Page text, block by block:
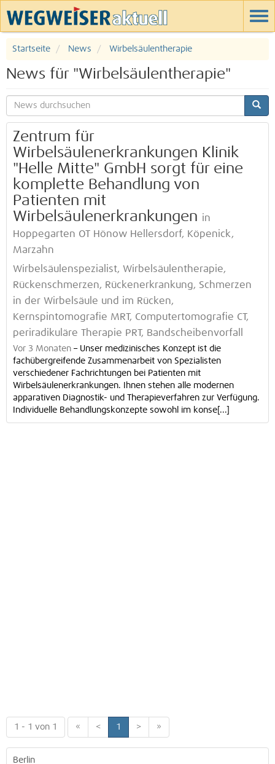
Startseite News Wirbelsäulentherapie
News für "Wirbelsäulentherapie"
Zentrum für
Wirbelsäulenerkrankungen Klinik
"Helle Mitte" GmbH sorgt für eine
komplette Behandlung von
Patienten mit
Wirbelsäulenerkrankungen in
Hoppegarten OT Hönow Hellersdorf, Köpenick,
Marzahn
Wirbelsäulenspezialist, Wirbelsäulentherapie,
Rückenschmerzen, Rückenerkrankung, Schmerzen
in der Wirbelsäule und im Rücken,
Kernspintomografie MRT, Computertomografie CT,
periradikuläre Therapie PRT, Bandscheibenvorfall
Vor 3 Monaten – Unser medizinisches Konzept ist die
fachübergreifende Zusammenarbeit von Spezialisten
verschiedener Fachrichtungen bei Patienten mit
Wirbelsäulenerkrankungen. Ihnen stehen alle modernen
apparativen Diagnostik- und Therapieverfahren zur Verfügung.
Individuelle Behandlungskonzepte sowohl im konse[...]
1 - 1 von 1 « < 1 > »
Berlin